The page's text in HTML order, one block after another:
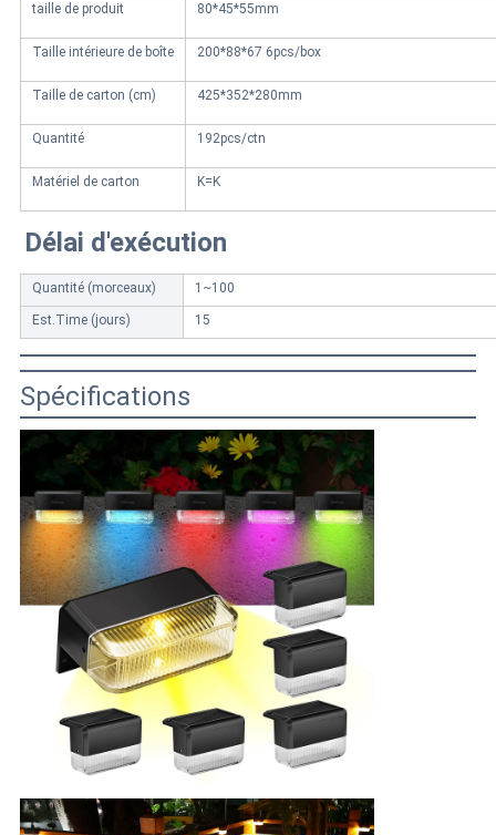
taille de produit 80*45*55mm
Taille intérieure de boîte 200*88*67 6pcs/box
Taille de carton (cm) 425*352*280mm
Quantité 192pcs/ctn
Matériel de carton K=K
Délai d'exécution
Quantité (morceaux) 1~100
Est.Time (jours) 15
Spécifications